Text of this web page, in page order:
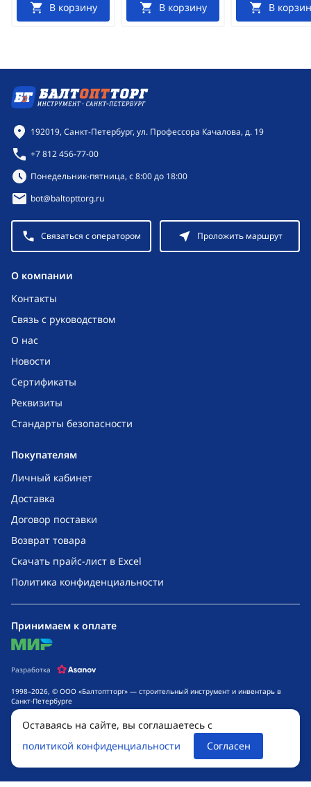
В корзину В корзину В
O компании
Контакты
Связь с руководством
О нас
Новости
Сертификаты
Реквизиты
Стандарты безопасности
Покупателям
Личный кабинет
Доставка
Договор поставки
Возврат товара
Скачать прайс-лист в Excel
Политика конфиденциальности
Контактная информация
192019, Санкт-Петербург, ул. Профессора Качалова, д. 19
+7 812 456-77-00
Режим работы:
Понедельник-пятница, с 8:00 до 18:00
bot@baltopttorg.ru
Связаться с оператором Проложить маршрут
1998–2026, © ООО «Балтоптторг» — строительный инструмент и инвентарь в
Санкт-Петербурге
Обращаем ваше внимание на то, что данный интернет-сайт носит исключительно
информационный характер и ни при каких условиях не является публичной
офертой, определяемой положениями ч. 2 ст. 437 Гражданского кодекса
Российской Федерации. Для получения подробной информации о стоимости
товаров и сроках выполнения услуг, обращайтесь к менеджерам компании.
Принимаем к оплате
mir
Разработка
Оставаясь на сайте, вы соглашаетесь с
политикой конфиденциальности
Согласен